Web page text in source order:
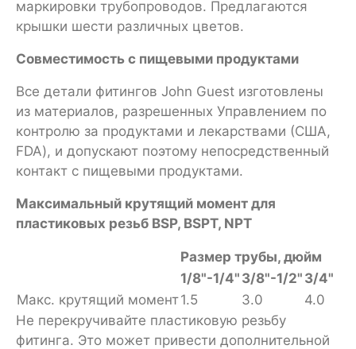
маркировки трубопроводов. Предлагаются
крышки шести различных цветов.
Совместимость с пищевыми продуктами
Все детали фитингов John Guest изготовлены
из материалов, разрешенных Управлением по
контролю за продуктами и лекарствами (США,
FDA), и допускают поэтому непосредственный
контакт с пищевыми продуктами.
Максимальный крутящий момент для
пластиковых резьб BSP, BSPT, NPT
Размер трубы, дюйм
1/8"-1/4" 3/8"-1/2" 3/4"
Макс. крутящий момент1.5 3.0
4.0
Не перекручивайте пластиковую резьбу
фитинга. Это может привести дополнительной